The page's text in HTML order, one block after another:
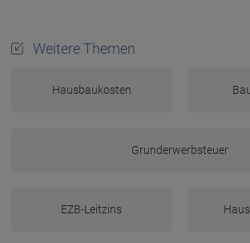
Weitere Themen
Hausbaukosten
Grunderwerbsteuer
EZB-Leitzins